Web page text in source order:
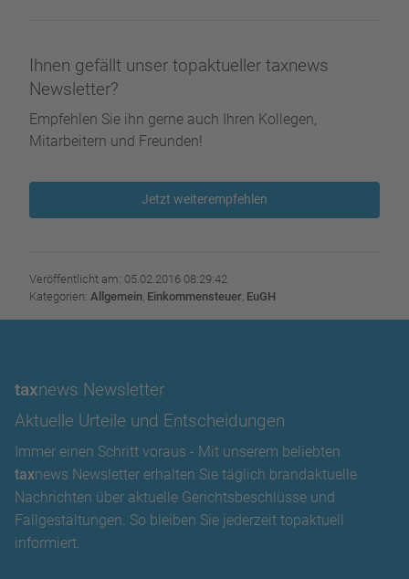
Ihnen gefällt unser topaktueller taxnews
Newsletter?
Empfehlen Sie ihn gerne auch Ihren Kollegen,
Mitarbeitern und Freunden!
Jetzt weiterempfehlen
Veröffentlicht am: 05.02.2016 08:29:42
Kategorien: Allgemein, Einkommensteuer, EuGH
taxnews Newsletter
Aktuelle Urteile und Entscheidungen
Immer einen Schritt voraus - Mit unserem beliebten
taxnews Newsletter erhalten Sie täglich brandaktuelle
Nachrichten über aktuelle Gerichtsbeschlüsse und
Fallgestaltungen. So bleiben Sie jederzeit topaktuell
informiert.